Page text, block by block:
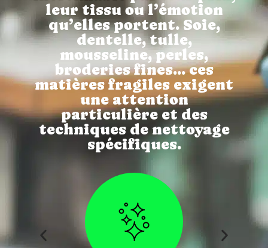
leur tissu ou l’émotion
qu’elles portent. Soie,
dentelle, tulle,
mousseline, perles,
broderies fines... ces
matières fragiles exigent
une attention
particulière et des
techniques de nettoyage
spécifiques.